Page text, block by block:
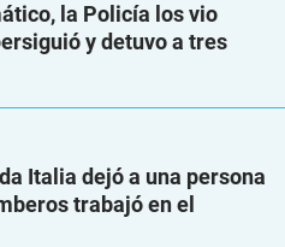
la Policía los vio
y detuvo a tres
Italia dejó a una persona
trabajó en el